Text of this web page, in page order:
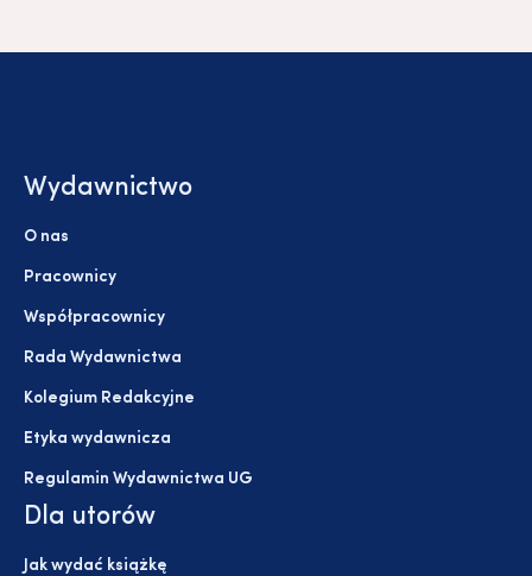
Wydawnictwo
O nas
Pracownicy
Współpracownicy
Rada Wydawnictwa
Kolegium Redakcyjne
Etyka wydawnicza
Regulamin Wydawnictwa UG
Dla utorów
Jak wydać książkę